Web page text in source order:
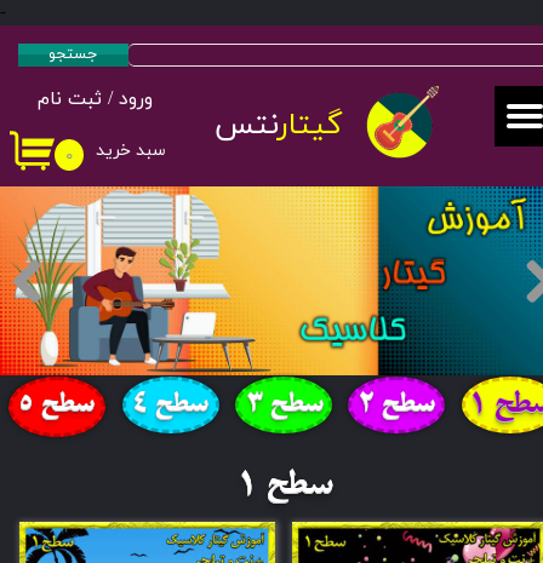
-
۰ سبد خرید
ورود / ثبت نام
حساب کاربری من
تغییر گذر واژه
خروج از حساب کاربری
گیتارنتس
جستجو
​سطح 2 ​سطح 3 ​سطح 4 ​سطح 5 1
​سطح 1